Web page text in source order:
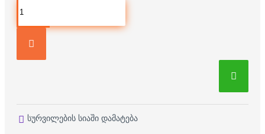
სურვილების სიაში დამატება